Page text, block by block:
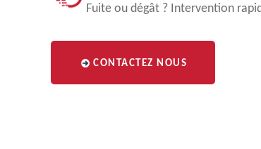
Fuite ou dégât ? Intervention
CONTACTEZ NOUS